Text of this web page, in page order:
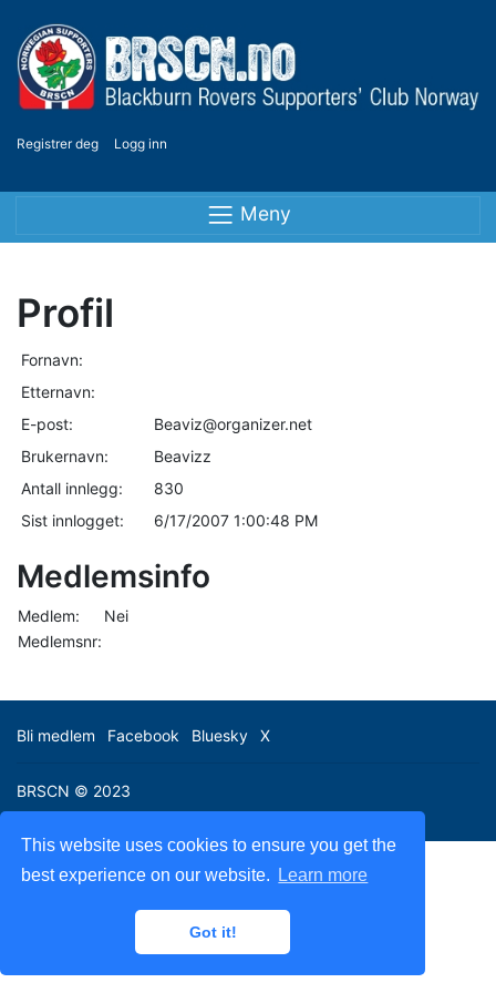
This website uses cookies to ensure you get the
best experience on our website.
Learn more
Got it!
Registrer deg Logg inn
Meny
Profil
Fornavn:
Etternavn:
E-post:
Beaviz@organizer.net
Brukernavn:
Beavizz
Antall innlegg:
830
Sist innlogget:
6/17/2007 1:00:48 PM
Medlemsinfo
Medlem:
Nei
Medlemsnr:
Bli medlem Facebook Bluesky X
BRSCN © 2023